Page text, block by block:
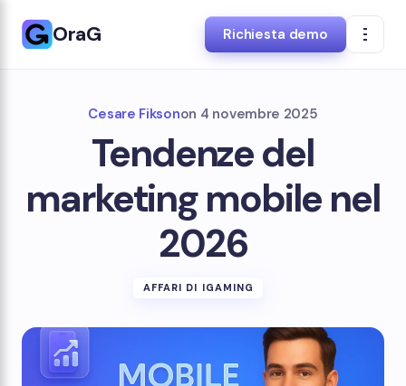
OraG Richiesta demo
Cesare Fiksonon 4 novembre 2025
Tendenze del
marketing mobile nel
2026
AFFARI DI IGAMING